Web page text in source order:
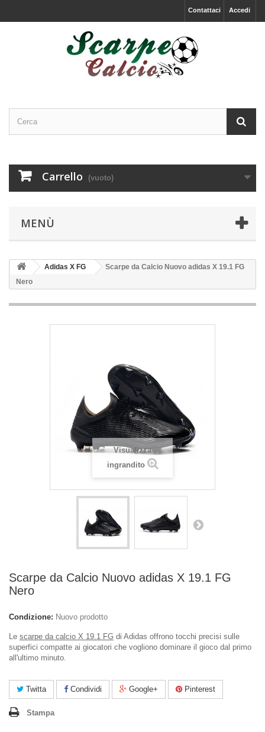
Accedi
Contattaci
Carrello (vuoto)
MENÙ
Adidas X FG
Scarpe da Calcio Nuovo adidas X 19.1 FG
Nero
Visualizza
ingrandito
Scarpe da Calcio Nuovo adidas X 19.1 FG
Nero
Condizione: Nuovo prodotto
Le scarpe da calcio X 19.1 FG di Adidas offrono tocchi precisi sulle
superfici compatte ai giocatori che vogliono dominare il gioco dal primo
all'ultimo minuto.
Twitta Condividi Google+ Pinterest
Stampa